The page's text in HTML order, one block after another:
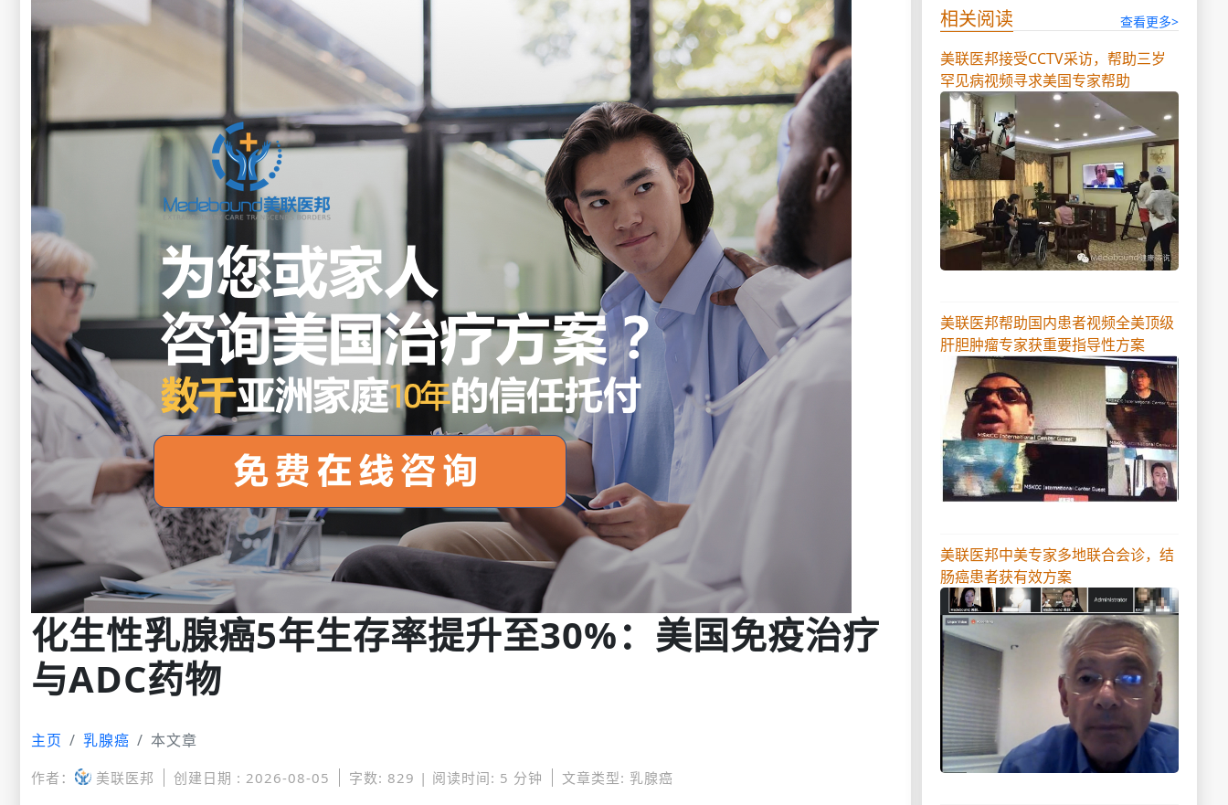
化生性乳腺癌5年生存率提升至30%：美国免疫治疗
与ADC药物
主页 乳腺癌 本文章
作者： 美联医邦 创建日期 : 2026-08-05 字数: 829 | 阅读时间: 5 分钟 文章类型: 乳腺癌
相关阅读 查看更多>
美联医邦接受CCTV采访，帮助三岁
罕见病视频寻求美国专家帮助
美联医邦帮助国内患者视频全美顶级
肝胆肿瘤专家获重要指导性方案
美联医邦中美专家多地联合会诊，结
肠癌患者获有效方案